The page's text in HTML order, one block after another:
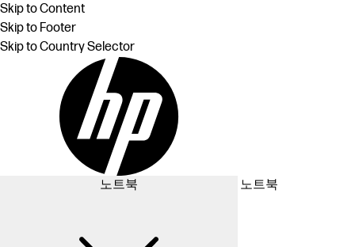
Skip to Content
Skip to Footer
Skip to Country Selector
노트북 노트북